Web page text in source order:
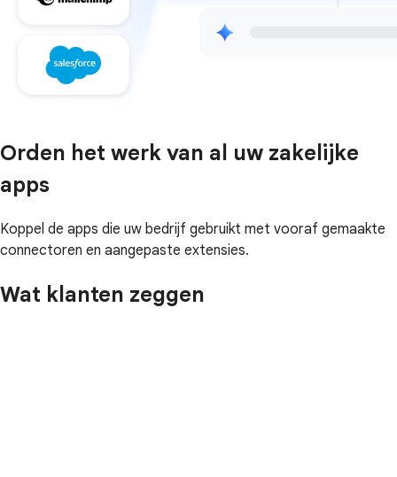
Orden het werk van al uw zakelijke
apps
Koppel de apps die uw bedrijf gebruikt met vooraf gemaakte
connectoren en aangepaste extensies.
Wat klanten zeggen